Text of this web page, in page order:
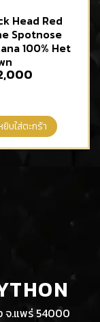
Head Red
Spotnose
100% Het
ยิบใส่ตะกร้า
จ.แพร่ 54000